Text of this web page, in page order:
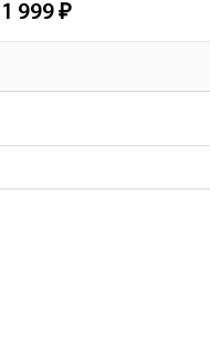
1 999 ₽